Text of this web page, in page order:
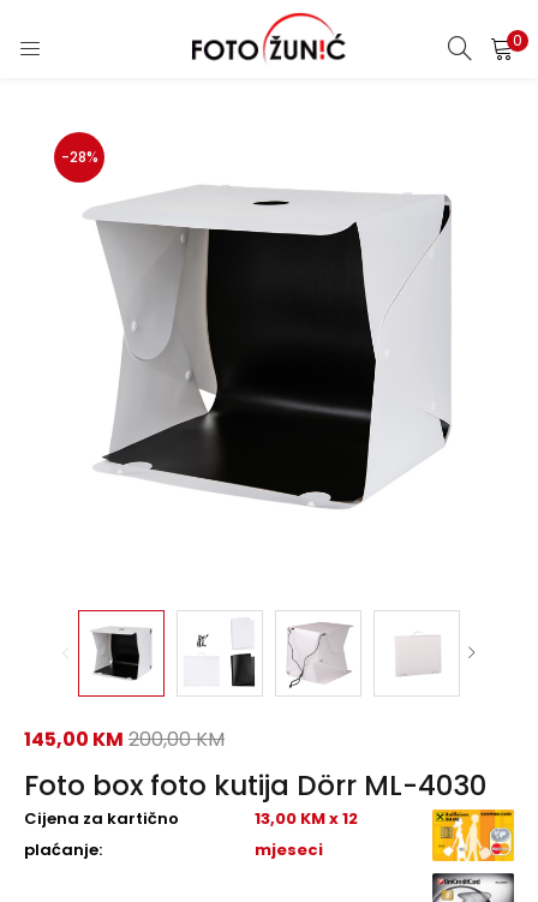
0
-28%
Foto box foto kutija Dörr ML-4030
145,00 KM 200,00KM
Cijena za kartično
plaćanje:
13,00 KM x 12
mjeseci